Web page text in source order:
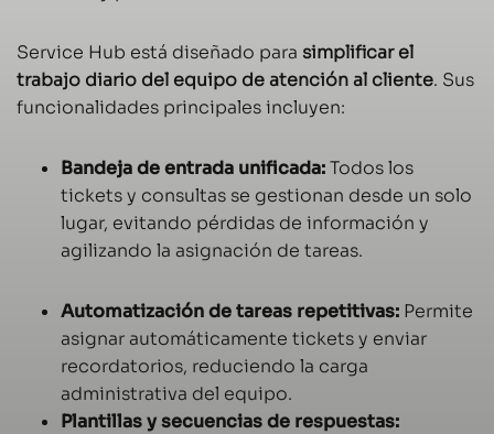
Service Hub está diseñado para simplificar el
trabajo diario del equipo de atención al cliente. Sus
funcionalidades principales incluyen:
Bandeja de entrada unificada:Todos los
tickets y consultas se gestionan desde un solo
lugar, evitando pérdidas de información y
agilizando la asignación de tareas.
Automatización de tareas repetitivas: Permite
asignar automáticamente tickets y enviar
recordatorios, reduciendo la carga
administrativa del equipo.
Plantillas y secuencias de respuestas: